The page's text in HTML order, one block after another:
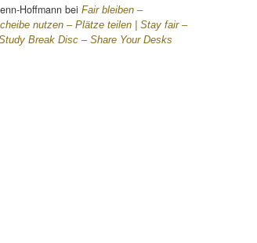
Hoffmann bei Fair bleiben –
nutzen – Plätze teilen | Stay fair –
Break Disc – Share Your Desks